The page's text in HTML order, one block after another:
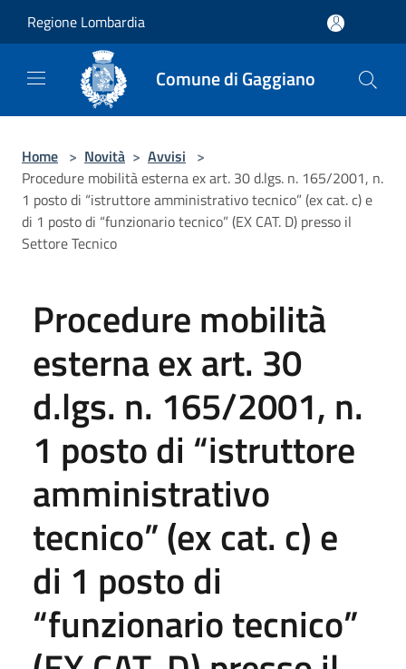
Regione Lombardia
Comune di Gaggiano
Home > Novità > Avvisi >
Procedure mobilità esterna ex art. 30 d.lgs. n. 165/2001, n.
1 posto di “istruttore amministrativo tecnico” (ex cat. c) e
di 1 posto di “funzionario tecnico” (EX CAT. D) presso il
Settore Tecnico
Procedure mobilità
esterna ex art. 30
d.lgs. n. 165/2001, n.
1 posto di “istruttore
amministrativo
tecnico” (ex cat. c) e
di 1 posto di
“funzionario tecnico”